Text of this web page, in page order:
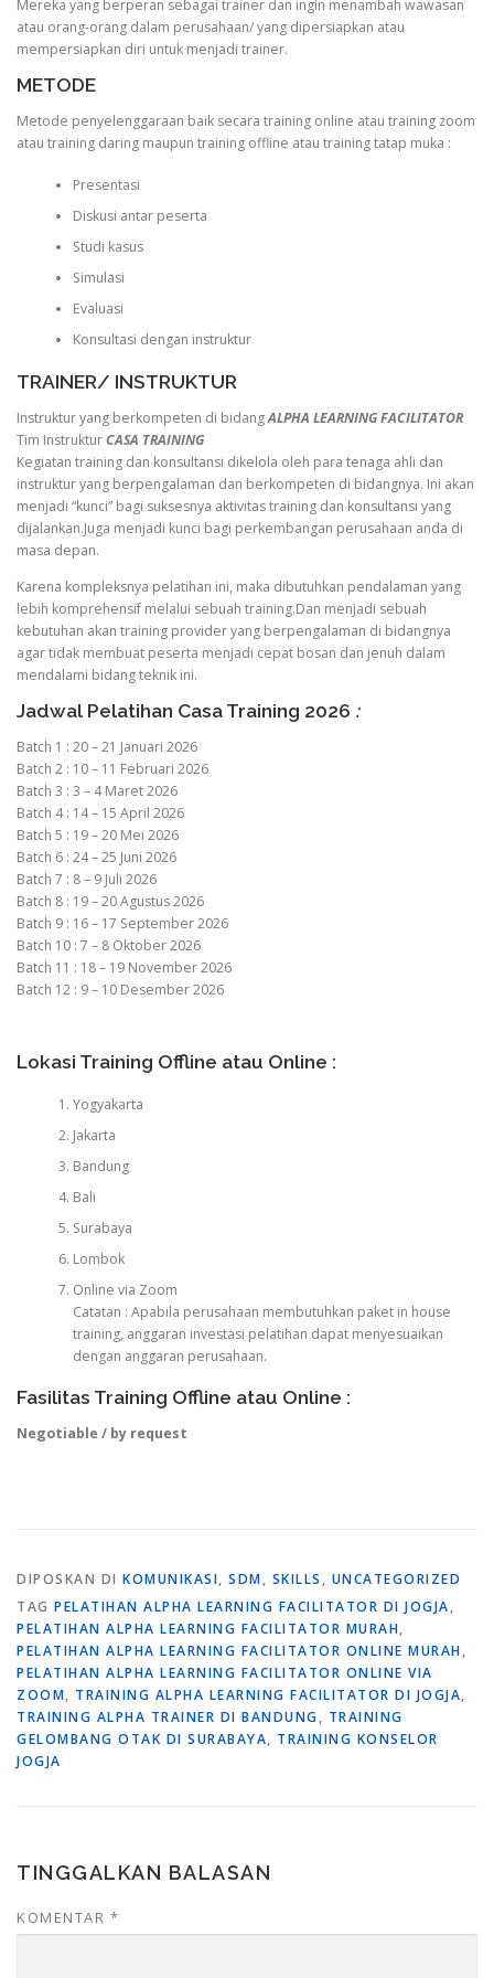
Mereka yang berperan sebagai trainer dan ingin menambah wawasan
atau orang-orang dalam perusahaan/ yang dipersiapkan atau
mempersiapkan diri untuk menjadi trainer.
METODE
Metode penyelenggaraan baik secara training online atau training zoom
atau training daring maupun training offline atau training tatap muka :
Presentasi
Diskusi antar peserta
Studi kasus
Simulasi
Evaluasi
Konsultasi dengan instruktur
TRAINER/ INSTRUKTUR
Instruktur yang berkompeten di bidangALPHA LEARNING FACILITATOR
Tim InstrukturCASA TRAINING
Kegiatan training dan konsultansi dikelola oleh para tenaga ahli dan
instruktur yang berpengalaman dan berkompeten di bidangnya. Ini akan
menjadi “kunci” bagi suksesnya aktivitas training dan konsultansi yang
dijalankan.Juga menjadi kunci bagi perkembangan perusahaan anda di
masa depan.
Karena kompleksnya pelatihan ini, maka dibutuhkan pendalaman yang
lebih komprehensif melalui sebuah training.Dan menjadi sebuah
kebutuhan akan training provider yang berpengalaman di bidangnya
agar tidak membuat peserta menjadi cepat bosan dan jenuh dalam
mendalami bidang teknik ini.
Jadwal Pelatihan Casa Training 2026 :
Batch 1 : 20 – 21 Januari 2026
Batch 2 : 10 – 11 Februari 2026
Batch 3 : 3 – 4 Maret 2026
Batch 4 : 14 – 15 April 2026
Batch 5 : 19 – 20 Mei 2026
Batch 6 : 24 – 25 Juni 2026
Batch 7 : 8 – 9 Juli 2026
Batch 8 : 19 – 20 Agustus 2026
Batch 9 : 16 – 17 September 2026
Batch 10 : 7 – 8 Oktober 2026
Batch 11 : 18 – 19 November 2026
Batch 12 : 9 – 10 Desember 2026
Lokasi Training Offline atau Online :
Yogyakarta
Jakarta
Bandung
Bali
Surabaya
Lombok
Online via Zoom
Catatan : Apabila perusahaan membutuhkan paket in house
training, anggaran investasi pelatihan dapat menyesuaikan
dengan anggaran perusahaan.
Fasilitas Training Offline atau Online :
Negotiable / by request
DIPOSKAN DI KOMUNIKASI, SDM, SKILLS , UNCATEGORIZED
TAG PELATIHAN ALPHA LEARNING FACILITATOR DI JOGJA,
PELATIHAN ALPHA LEARNING FACILITATOR MURAH,
PELATIHAN ALPHA LEARNING FACILITATOR ONLINE MURAH,
PELATIHAN ALPHA LEARNING FACILITATOR ONLINE VIA
ZOOM, TRAINING ALPHA LEARNING FACILITATOR DI JOGJA,
TRAINING ALPHA TRAINER DI BANDUNG, TRAINING
GELOMBANG OTAK DI SURABAYA, TRAINING KONSELOR
JOGJA
TINGGALKAN BALASAN
KOMENTAR *